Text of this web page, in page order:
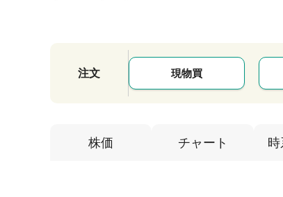
注文 現物買
株価 チャート 時